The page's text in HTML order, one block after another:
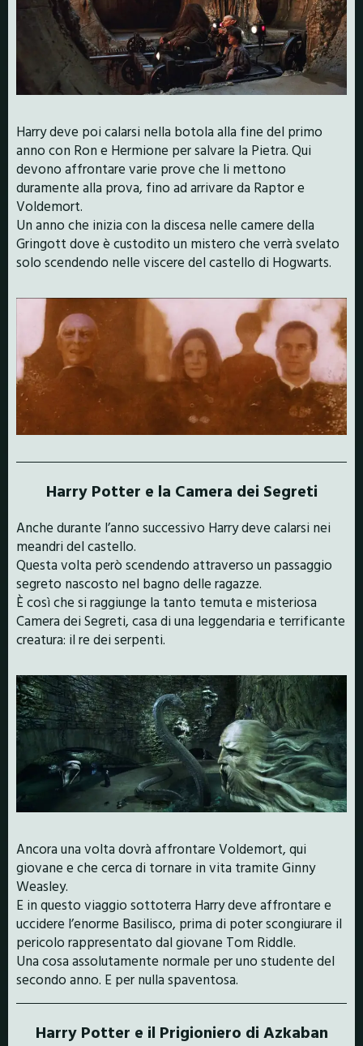
Harry deve poi calarsi nella botola alla fine del primo
anno con Ron e Hermione per salvare la Pietra. Qui
devono affrontare varie prove che li mettono
duramente alla prova, fino ad arrivare da Raptor e
Voldemort.
Un anno che inizia con la discesa nelle camere della
Gringott dove è custodito un mistero che verrà svelato
solo scendendo nelle viscere del castello di Hogwarts.
Harry Potter e la Camera dei Segreti
Anche durante l’anno successivo Harry deve calarsi nei
meandri del castello.
Questa volta però scendendo attraverso un passaggio
segreto nascosto nel bagno delle ragazze.
È così che si raggiunge la tanto temuta e misteriosa
Camera dei Segreti, casa di una leggendaria e terrificante
creatura: il re dei serpenti.
Ancora una volta dovrà affrontare Voldemort, qui
giovane e che cerca di tornare in vita tramite Ginny
Weasley.
E in questo viaggio sottoterra Harry deve affrontare e
uccidere l’enorme Basilisco, prima di poter scongiurare il
pericolo rappresentato dal giovane Tom Riddle.
Una cosa assolutamente normale per uno studente del
secondo anno. E per nulla spaventosa.
Harry Potter e il Prigioniero di Azkaban